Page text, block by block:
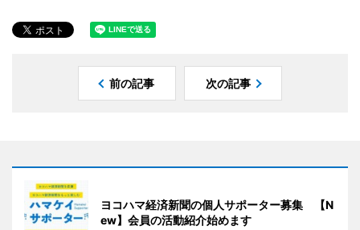
前の記事 次の記事
ヨコハマ経済新聞の個人サポーター募集 【N
ew】会員の活動紹介始めます